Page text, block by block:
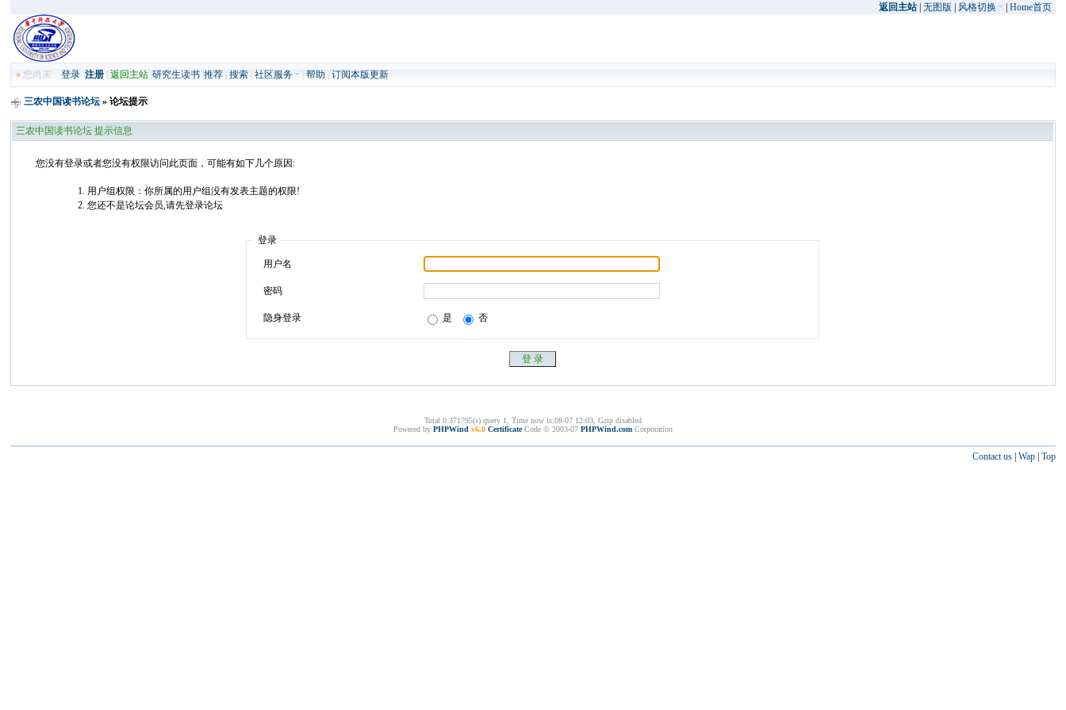
返回主站| 无图版 风格切换 Home首页
» 您尚未登录 注册 |返回主站 |研究生读书 |推荐 |搜索 |社区服务 |帮助 |订阅本版更新
三农中国读书论坛 » 论坛提示
三农中国读书论坛 提示信息
您没有登录或者您没有权限访问此页面，可能有如下几个原因:
用户组权限：你所属的用户组没有发表主题的权限!
您还不是论坛会员,请先登录论坛
登录
用户名
密码
隐身登录 是 否
Total 0.371795(s) query 1, Time now is:08-07 12:03, Gzip disabled
Powered by PHPWind v6.0 CertificateCode © 2003-07 PHPWind.com Corporation
Contact us| Wap| Top